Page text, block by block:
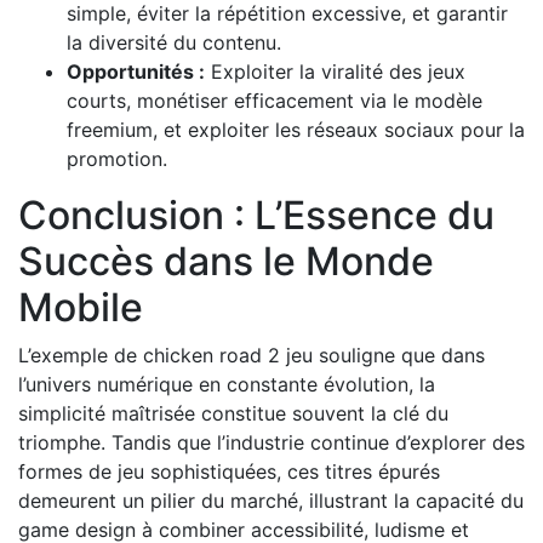
simple, éviter la répétition excessive, et garantir
la diversité du contenu.
Opportunités : Exploiter la viralité des jeux
courts, monétiser efficacement via le modèle
freemium, et exploiter les réseaux sociaux pour la
promotion.
Conclusion : L’Essence du
Succès dans le Monde
Mobile
L’exemple de chicken road 2 jeu souligne que dans
l’univers numérique en constante évolution, la
simplicité maîtrisée constitue souvent la clé du
triomphe. Tandis que l’industrie continue d’explorer des
formes de jeu sophistiquées, ces titres épurés
demeurent un pilier du marché, illustrant la capacité du
game design à combiner accessibilité, ludisme et